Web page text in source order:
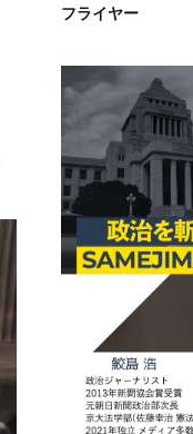
フライヤー